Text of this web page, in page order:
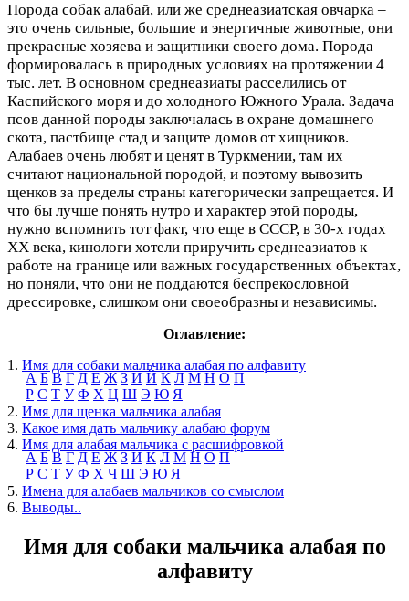
Порода собак алабай, или же среднеазиатская овчарка –
это очень сильные, большие и энергичные животные, они
прекрасные хозяева и защитники своего дома. Порода
формировалась в природных условиях на протяжении 4
тыс. лет. В основном среднеазиаты расселились от
Каспийского моря и до холодного Южного Урала. Задача
псов данной породы заключалась в охране домашнего
скота, пастбище стад и защите домов от хищников.
Алабаев очень любят и ценят в Туркмении, там их
считают национальной породой, и поэтому вывозить
щенков за пределы страны категорически запрещается. И
что бы лучше понять нутро и характер этой породы,
нужно вспомнить тот факт, что еще в СССР, в 30-х годах
ХХ века, кинологи хотели приручить среднеазиатов к
работе на границе или важных государственных объектах,
но поняли, что они не поддаются беспрекословной
дрессировке, слишком они своеобразны и независимы.
Оглавление:
1. Имя для собаки мальчика алабая по алфавиту
А Б В Г Д Е Ж З И Й К Л М Н О П
Р С Т У Ф Х Ц Ш Э Ю Я
2. Имя для щенка мальчика алабая
3. Какое имя дать мальчику алабаю форум
4. Имя для алабая мальчика с расшифровкой
А Б В Г Д Е Ж З И К Л М Н О П
Р С Т У Ф Х Ч Ш Э Ю Я
5. Имена для алабаев мальчиков со смыслом
6. Выводы..
Имя для собаки мальчика алабая по
алфавиту